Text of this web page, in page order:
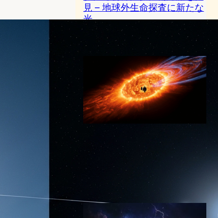
見 – 地球外生命探査に新たな
光
スペーステクノロジーニュース
2025年5月16日19:04
NASAボイジャー探査機が太
陽系外で「火の壁」を発見 –
5万ケルビンの高温領域で磁
場の謎も解明
スペーステクノロジーニュース
2025年6月13日20:00